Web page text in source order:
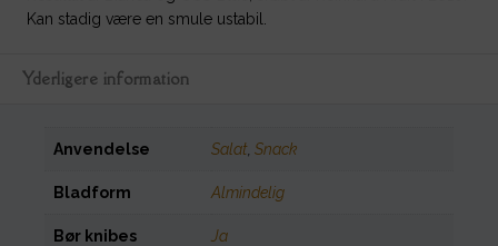
Kan stadig være en smule ustabil.
Yderligere information
Anvendelse Salat Snack
Bladform Almindelig
Bør knibes Ja